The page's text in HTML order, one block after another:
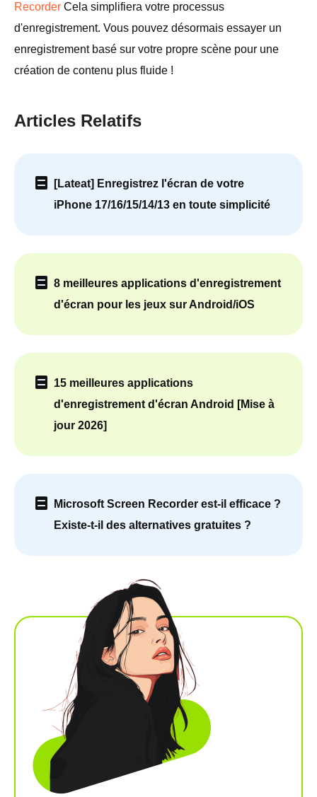
Recorder Cela simplifiera votre processus
d'enregistrement. Vous pouvez désormais essayer un
enregistrement basé sur votre propre scène pour une
création de contenu plus fluide !
Articles Relatifs
[Lateat] Enregistrez l'écran de votre
iPhone 17/16/15/14/13 en toute simplicité
8 meilleures applications d'enregistrement
d'écran pour les jeux sur Android/iOS
15 meilleures applications
d'enregistrement d'écran Android [Mise à
jour 2026]
Microsoft Screen Recorder est-il efficace ?
Existe-t-il des alternatives gratuites ?